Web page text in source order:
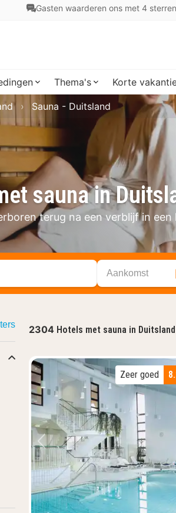
Gasten waarderen ons met 4 sterren
Thema's Korte
sauna in
terug na een verblijf in een
Sauna - Duitsland
Aankomst
2304 Hotels met sauna in
Vorige foto
Zeer goed